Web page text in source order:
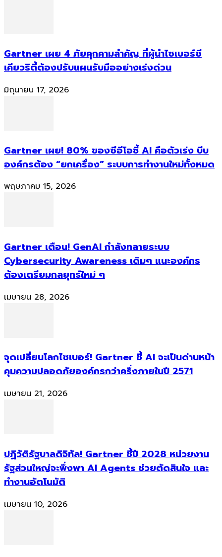
Gartner เผย 4 ภัยคุกคามสำคัญ ที่ผู้นำไซเบอร์ซี
เคียวริตี้ต้องปรับแผนรับมืออย่างเร่งด่วน
มิถุนายน 17, 2026
Gartner เผย! 80% ของซีอีโอชี้ AI คือตัวเร่ง บีบ
องค์กรต้อง “ยกเครื่อง” ระบบการทำงานใหม่ทั้งหมด
พฤษภาคม 15, 2026
Gartner เตือน! GenAI กำลังทลายระบบ
Cybersecurity Awareness เดิมๆ แนะองค์กร
ต้องเตรียมกลยุทธ์ใหม่ ๆ
เมษายน 28, 2026
จุดเปลี่ยนโลกไซเบอร์! Gartner ชี้ AI จะเป็นด่านหน้า
คุมความปลอดภัยองค์กรกว่าครึ่งภายในปี 2571
เมษายน 21, 2026
ปฏิวัติรัฐบาลดิจิทัล! Gartner ชี้ปี 2028 หน่วยงาน
รัฐส่วนใหญ่จะพึ่งพา AI Agents ช่วยตัดสินใจ และ
ทำงานอัตโนมัติ
เมษายน 10, 2026